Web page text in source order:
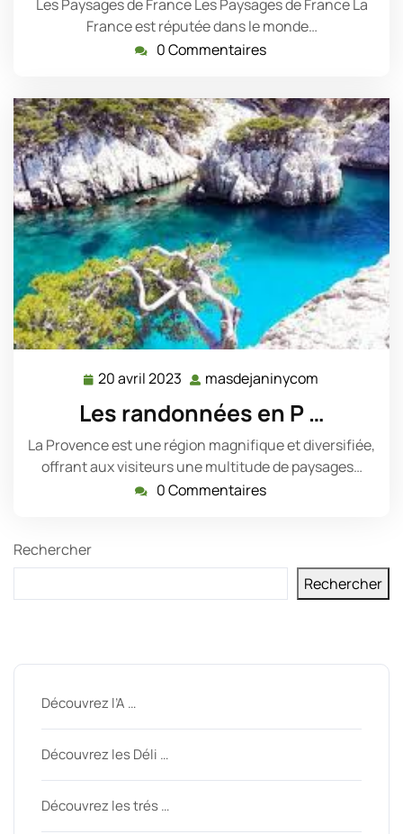
Les Paysages de France Les Paysages de France La
France est réputée dans le monde…
0 Commentaires
20 avril 2023 20
2023
masdejaninycom
Les randonnées en P …
La Provence est une région magnifique et diversifiée,
offrant aux visiteurs une multitude de paysages…
0 Commentaires
Rechercher
Rechercher
Découvrez l’A …
Découvrez les Déli …
Découvrez les trés …